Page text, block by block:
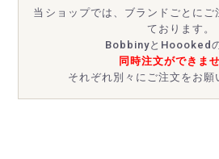
当ショップでは、ブランドごとにご
ております。
BobbinyとHoooked
同時注文ができませ
それぞれ別々にご注文をお願